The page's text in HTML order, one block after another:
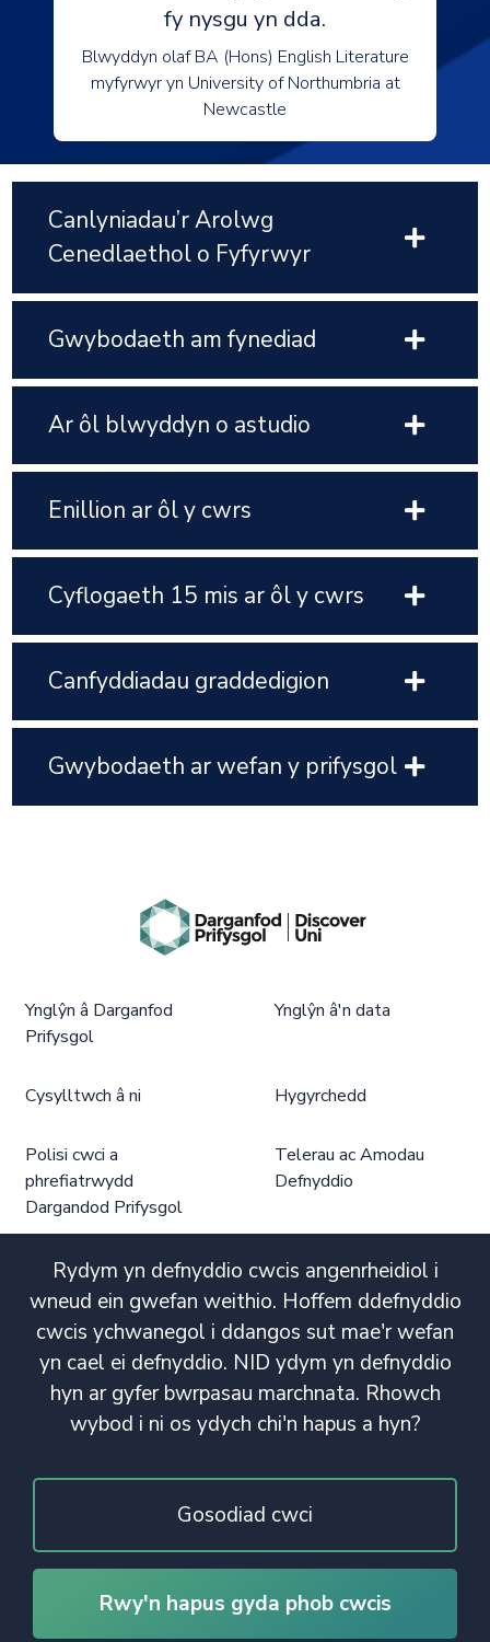
fy nysgu yn dda.
Blwyddyn olaf BA (Hons) English Literature
myfyrwyr yn University of Northumbria at
Newcastle
Canlyniadau’r Arolwg
Cenedlaethol o Fyfyrwyr
Gwybodaeth am fynediad
Ar ôl blwyddyn o astudio
Enillion ar ôl y cwrs
Cyflogaeth 15 mis ar ôl y cwrs
Canfyddiadau graddedigion
Gwybodaeth ar wefan y prifysgol
Rydym yn defnyddio cwcis angenrheidiol i
wneud ein gwefan weithio. Hoffem ddefnyddio
cwcis ychwanegol i ddangos sut mae'r wefan
yn cael ei defnyddio. NID ydym yn defnyddio
hyn ar gyfer bwrpasau marchnata. Rhowch
wybod i ni os ydych chi'n hapus a hyn?
Gosodiad cwci
Rwy'n hapus gyda phob cwcis
Ynglŷn â Darganfod
Prifysgol
Ynglŷn â'n data
Cysylltwch â ni Hygyrchedd
Polisi cwci a
phrefiatrwydd
Dargandod Prifysgol
Telerau ac Amodau
Defnyddio
© Hawlfraint 2020. Cedwir Pob Hawl